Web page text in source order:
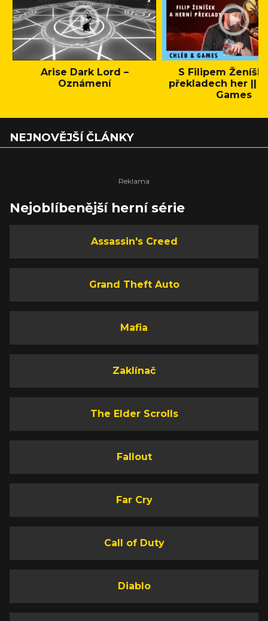
Arise Dark Lord –
Oznámení
S Filipem
překladech her ||
Games
NEJNOVĚJŠÍ ČLÁNKY
Nejoblíbenější herní série
Assassin's Creed
Grand Theft Auto
Mafia
Zaklínač
The Elder Scrolls
Fallout
Far Cry
Call of Duty
Diablo